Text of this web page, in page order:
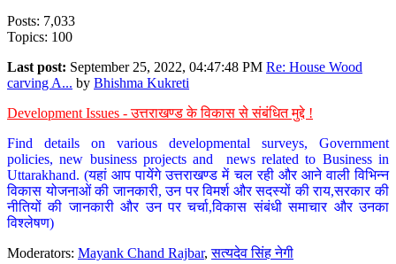
Posts: 7,033
Topics: 100
Last post: September 25, 2022, 04:47:48 PM Re: House Wood
carving A... by Bhishma Kukreti
Development Issues - उत्तराखण्ड के विकास से संबंधित मुद्दे !
Find details on various developmental surveys, Government
policies, new business projects and news related to Business in
Uttarakhand. (यहां आप पायेंगे उत्तराखण्ड में चल रही और आने वाली विभिन्न
विकास योजनाओं की जानकारी, उन पर विमर्श और सदस्यों की राय,सरकार की
नीतियों की जानकारी और उन पर चर्चा,विकास संबंधी समाचार और उनका
विश्लेषण)
Moderators: Mayank Chand Rajbar,सत्यदेव सिंह नेगी